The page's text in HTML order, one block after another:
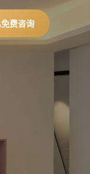
免费咨询